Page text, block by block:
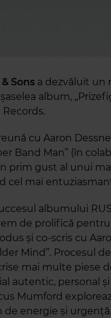
Sonsa dezvăluit un
album,
cu Aaron
Band Man” (în
prim gust al unui
cel mai
albumului
de prolifică pentru
și co-scris cu
Mind”. Procesul
mai multe piese
autentic, personal
Mumford
de energie și urgență.